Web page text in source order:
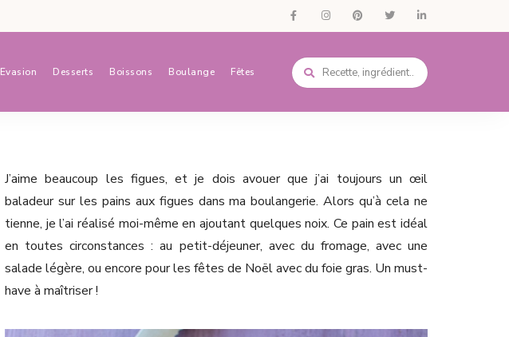
Evasion Desserts Boissons Boulange Fêtes
J’aime beaucoup les figues, et je dois avouer que j’ai toujours un œil
baladeur sur les pains aux figues dans ma boulangerie. Alors qu’à cela ne
tienne, je l’ai réalisé moi-même en ajoutant quelques noix. Ce pain est idéal
en toutes circonstances : au petit-déjeuner, avec du fromage, avec une
salade légère, ou encore pour les fêtes de Noël avec du foie gras. Un must-
have à maîtriser !